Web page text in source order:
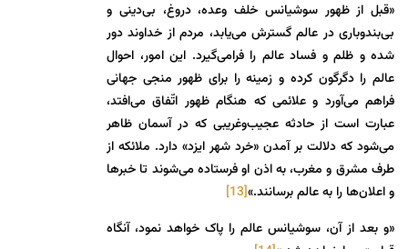
«قبل از ظهور سوشیانس خلف وعده، دروغ، بی‌دینی و
بی‌بندوباری در عالم گسترش می‌یابد، مردم از خداوند دور
شده و ظلم و فساد عالم را فرامی‌گیرد. این امور، احوال
عالم را دگرگون کرده و زمینه را برای ظهور منجی جهانی
فراهم می‌آورد و علائمی که هنگام ظهور اتّفاق می‌افتد،
عبارت است از حادثه عجیب‌وغریبی که در آسمان ظاهر
می‌شود که دلالت بر آمدن «خرد شهر ایزد» دارد. ملائکه از
طرف مشرق و مغرب، به اذن او فرستاده می‌شوند تا خبرها
و اعلان‌ها را به عالم برسانند.»[13]
«و بعد از آن، سوشیانس عالم را پاک خواهد نمود، آنگاه